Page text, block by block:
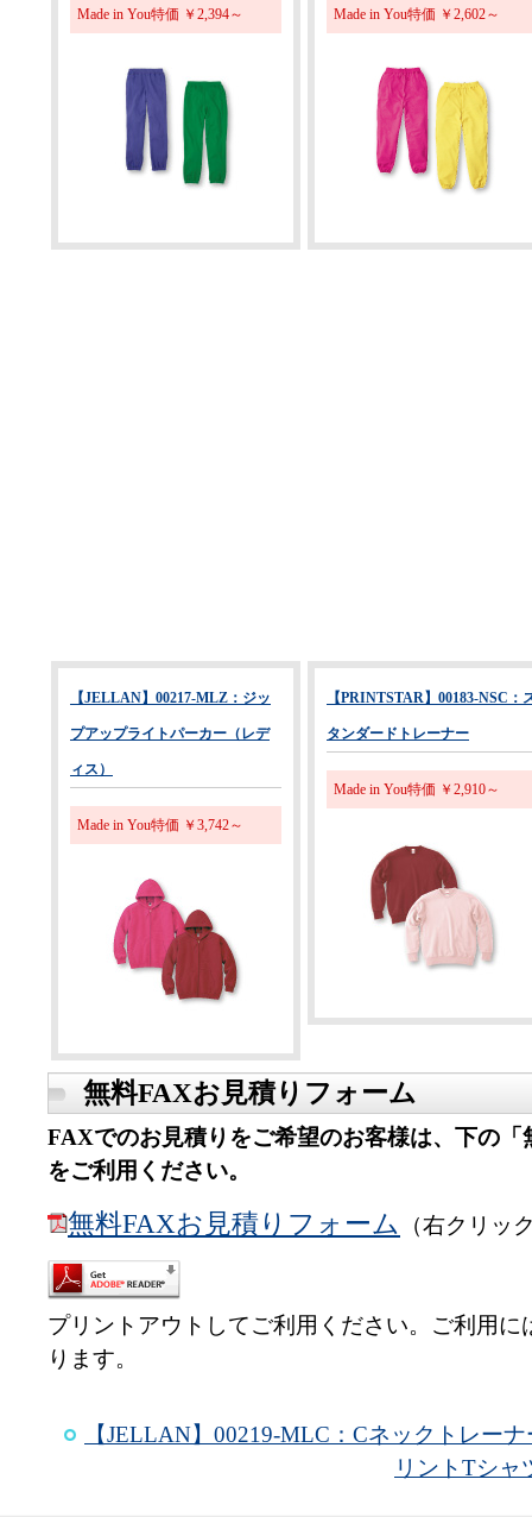
Made in You特価 ￥2,394～ Made in You特価 ￥2,602～
【JELLAN】00217-MLZ：ジッ
プアップライトパーカー（レデ
ィス）
Made in You特価 ￥3,742～
【PRINTSTAR】00183-NSC：
タンダードトレーナー
Made in You特価 ￥2,910～
無料FAXお見積りフォーム
FAXでのお見積りをご希望のお客様は、下の
をご利用ください。
無料FAXお見積りフォーム （右クリッ
プリントアウトしてご利用ください。ご利用に
ります。
【JELLAN】00219-MLC：Cネックトレー
リントTシャ